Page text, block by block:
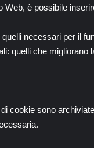
Web, è possibile
necessari per il
quelli che
cookie sono